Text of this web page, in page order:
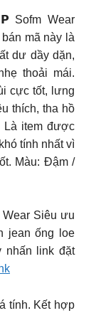
Wear
mã này là
dư dầy dặn,
thoải mái.
cực tốt, lưng
thích, tha hồ
Là item được
tính nhất vì
Màu: Đậm /
Siêu ưu
jean ống loe
nhấn link đặt
tính. Kết hợp